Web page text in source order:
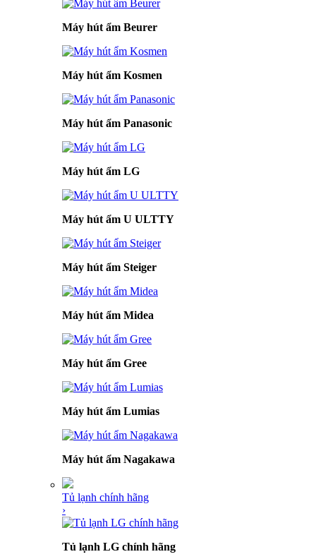
Máy hút ẩm Beurer
Máy hút ẩm Kosmen
Máy hút ẩm Panasonic
Máy hút ẩm LG
Máy hút ẩm U ULTTY
Máy hút ẩm Steiger
Máy hút ẩm Midea
Máy hút ẩm Gree
Máy hút ẩm Lumias
Máy hút ẩm Nagakawa
Tủ lạnh chính hãng
›
Tủ lạnh LG chính hãng